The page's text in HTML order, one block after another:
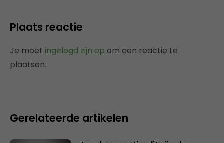
Plaats reactie
Je moet ingelogd zijn op om een reactie te
plaatsen.
Gerelateerde artikelen